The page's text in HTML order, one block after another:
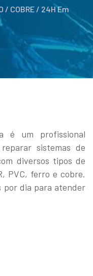
/ COBRE / 24H Em
é um profissional
sistemas de
diversos tipos de
PVC, ferro e cobre.
por dia para atender